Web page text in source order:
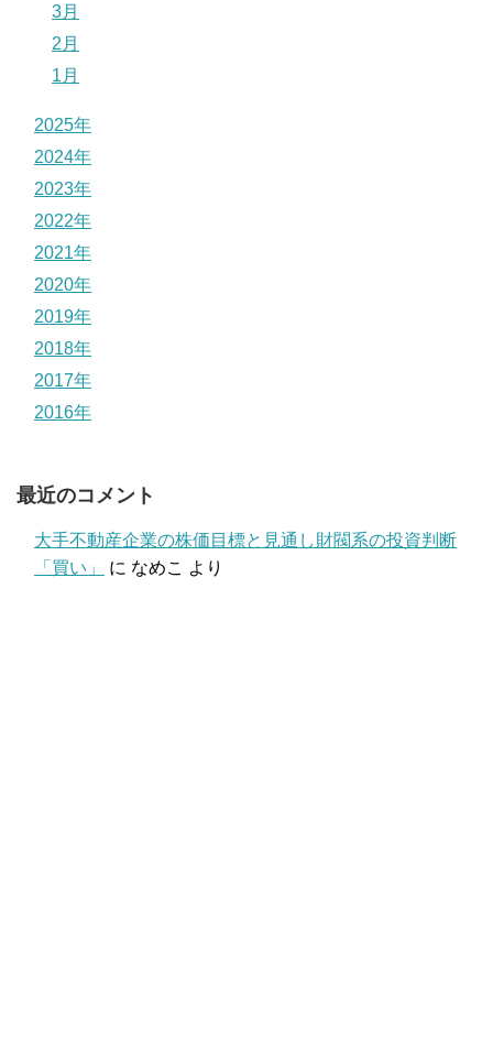
3月
2月
1月
2025年
2024年
2023年
2022年
2021年
2020年
2019年
2018年
2017年
2016年
最近のコメント
大手不動産企業の株価目標と見通し財閥系の投資判断
「買い」
に なめこ より